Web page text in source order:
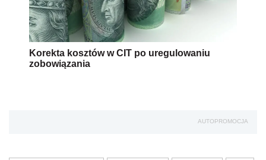
Korekta kosztów w CIT po uregulowaniu
zobowiązania
AUTOPROMOCJA